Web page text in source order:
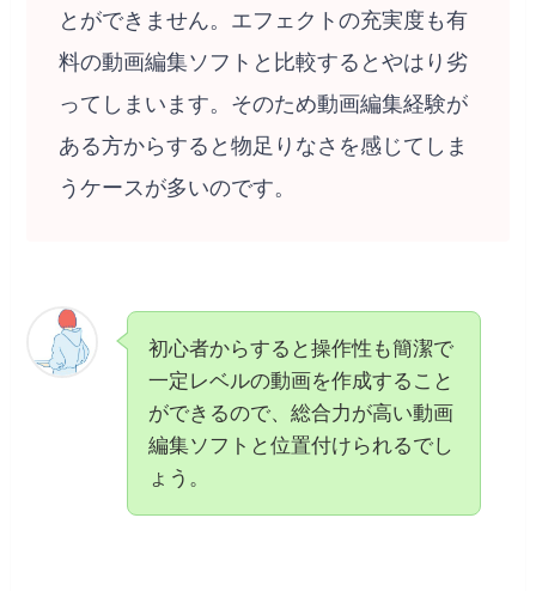
とができません。エフェクトの充実度も有
料の動画編集ソフトと比較するとやはり劣
ってしまいます。そのため動画編集経験が
ある方からすると物足りなさを感じてしま
うケースが多いのです。
初心者からすると操作性も簡潔で
一定レベルの動画を作成すること
ができるので、総合力が高い動画
編集ソフトと位置付けられるでし
ょう。